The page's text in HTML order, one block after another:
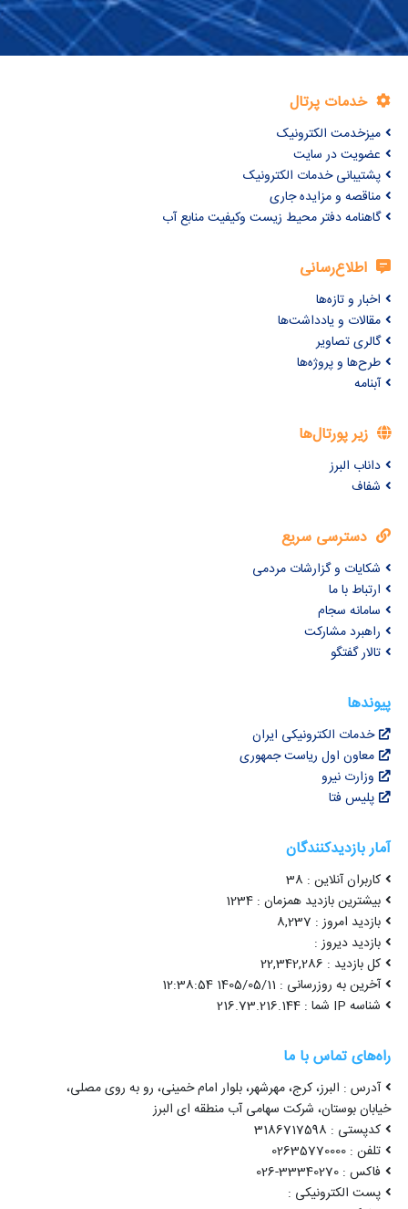
خدمات پرتال
میزخدمت الکترونیک
عضویت در سایت
پشتیبانی خدمات الکترونیک
مناقصه و مزایده جاری
گاهنامه دفتر محیط زیست وکیفیت منابع آب
اطلاع‌رسانی
اخبار و تازه‌ها
مقالات و یادداشت‌ها
گالری تصاویر
طرح‌ها و پروژه‌ها
آبنامه
زیر پورتال‌ها
داناب البرز
شفاف
دسترسی سریع
شکایات و گزارشات مردمی
ارتباط با ما
سامانه سجام
راهبرد مشارکت
تالار گفتگو
پیوندها
خدمات الکترونیکی ایران
معاون اول ریاست جمهوری
وزارت نیرو
پلیس فتا
آمار بازدیدکنندگان
کاربران آنلاین : 38
بیشترین بازدید همزمان : 1234
بازدید امروز : 8,237
بازدید دیروز :
کل بازدید : 22,342,286
آخرین به روزرسانی : 1405/05/11 12:38:54
شناسه IP شما : 216.73.216.144
راه‌های تماس با ما
آدرس : البرز، کرج، مهرشهر، بلوار امام خمینی، رو به روی مصلی،
خیابان بوستان، شرکت سهامی آب منطقه ای البرز
کدپستی : 3186717598
تلفن : 02635770000
فاکس : 33340270-026
پست الکترونیکی :